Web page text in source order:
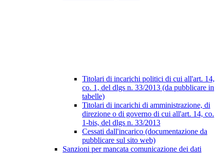
Titolari di incarichi politici di cui all'art. 14,
co. 1, del dlgs n. 33/2013 (da pubblicare in
tabelle)
Titolari di incarichi di amministrazione, di
direzione o di governo di cui all'art. 14, co.
1-bis, del dlgs n. 33/2013
Cessati dall'incarico (documentazione da
pubblicare sul sito web)
Sanzioni per mancata comunicazione dei dati